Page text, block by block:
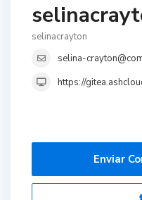
selinacrayton
selina-
https://
Enviar